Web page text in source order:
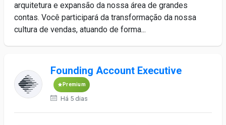
arquitetura e expansão da nossa área de grandes
contas. Você participará da transformação da nossa
cultura de vendas, atuando de forma...
Founding Account Executive
Premium
Há 5 dias